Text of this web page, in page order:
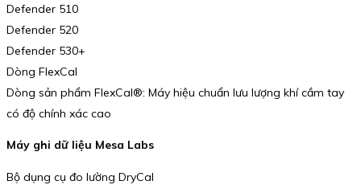
Defender 510
Defender 520
Defender 530+
Dòng FlexCal
Dòng sản phẩm FlexCal®: Máy hiệu chuẩn lưu lượng khí cầm tay
có độ chính xác cao
Máy ghi dữ liệu Mesa Labs
Bộ dụng cụ đo lường DryCal